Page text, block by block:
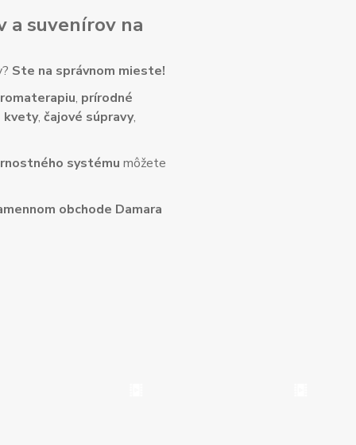
a suvenírov na
Ste na správnom mieste!
, prírodné
kvety, čajové súpravy,
systému môžete
obchode Damara